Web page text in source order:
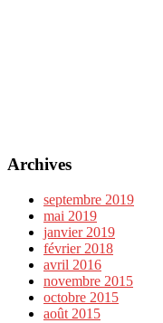
Archives
septembre 2019
mai 2019
janvier 2019
février 2018
avril 2016
novembre 2015
octobre 2015
août 2015